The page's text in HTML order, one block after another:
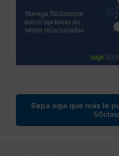
Sepa aquí que más le